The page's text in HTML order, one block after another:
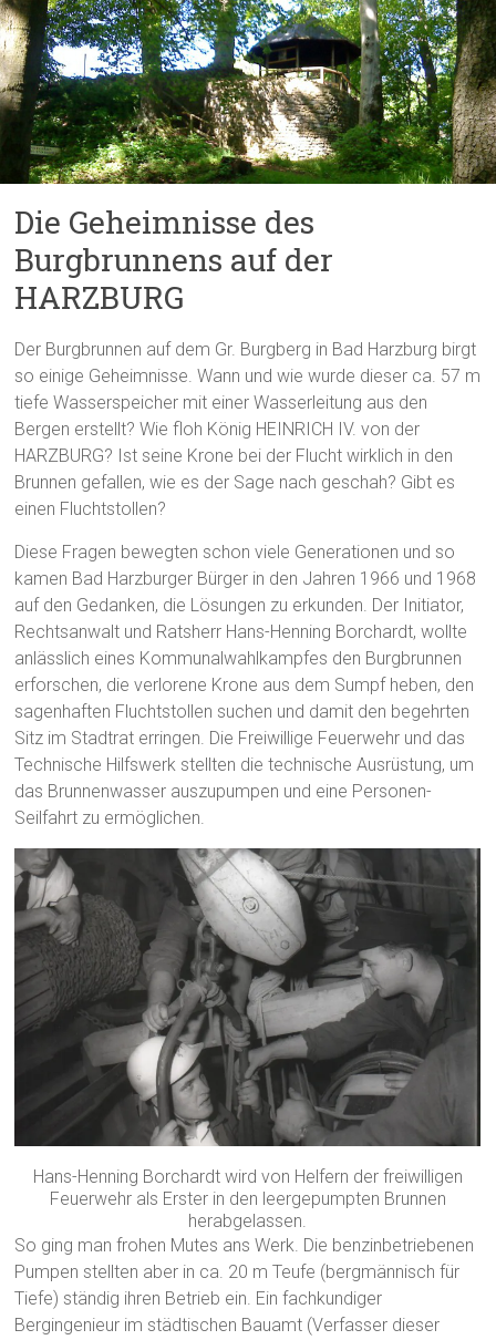
Die Geheimnisse des
Burgbrunnens auf der
HARZBURG
Der Burgbrunnen auf dem Gr. Burgberg in Bad Harzburg birgt
so einige Geheimnisse. Wann und wie wurde dieser ca. 57 m
tiefe Wasserspeicher mit einer Wasserleitung aus den
Bergen erstellt? Wie floh König HEINRICH IV. von der
HARZBURG? Ist seine Krone bei der Flucht wirklich in den
Brunnen gefallen, wie es der Sage nach geschah? Gibt es
einen Fluchtstollen?
Diese Fragen bewegten schon viele Generationen und so
kamen Bad Harzburger Bürger in den Jahren 1966 und 1968
auf den Gedanken, die Lösungen zu erkunden. Der Initiator,
Rechtsanwalt und Ratsherr Hans-Henning Borchardt, wollte
anlässlich eines Kommunalwahlkampfes den Burgbrunnen
erforschen, die verlorene Krone aus dem Sumpf heben, den
sagenhaften Fluchtstollen suchen und damit den begehrten
Sitz im Stadtrat erringen. Die Freiwillige Feuerwehr und das
Technische Hilfswerk stellten die technische Ausrüstung, um
das Brunnenwasser auszupumpen und eine Personen-
Seilfahrt zu ermöglichen.
Hans-Henning Borchardt wird von Helfern der freiwilligen
Feuerwehr als Erster in den leergepumpten Brunnen
herabgelassen.
So ging man frohen Mutes ans Werk. Die benzinbetriebenen
Pumpen stellten aber in ca. 20 m Teufe (bergmännisch für
Tiefe) ständig ihren Betrieb ein. Ein fachkundiger
Bergingenieur im städtischen Bauamt (Verfasser dieser